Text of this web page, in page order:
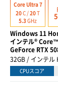
Core Ultra 7
20C /20T
5.3GHz
Windows 11
インテル®
GeForce RTX
32GB / インテ
CPUスコア